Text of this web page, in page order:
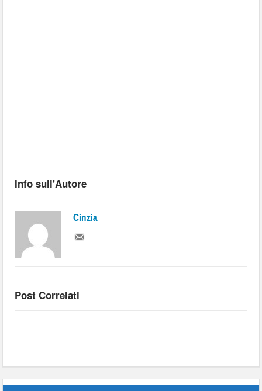
Info sull'Autore
Cinzia
Post Correlati